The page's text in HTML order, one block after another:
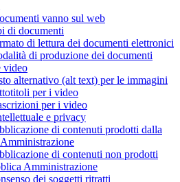
vanno sul web
di documenti
di lettura dei documenti elettronici
di produzione dei documenti
video
alternativo (alt text) per le immagini
per i video
per i video
e privacy
di contenuti prodotti dalla
di contenuti non prodotti
Amministrazione
dei soggetti ritratti